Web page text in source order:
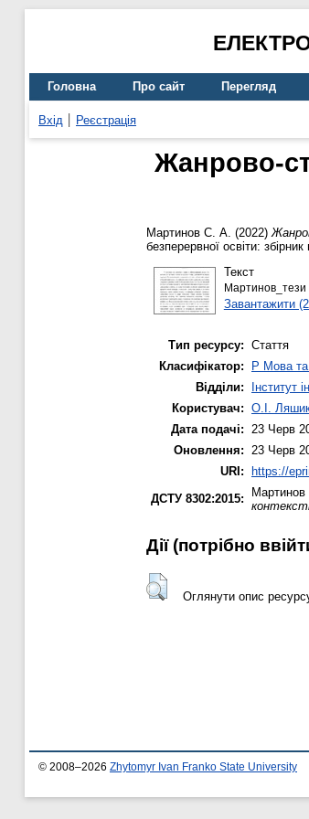
Головна Про сайт Перегляд
Вхід Реєстрація
Жанрово-
Мартинов С. А. (2022)
безперервної освіти:
Текст
Мартинов_тези
Завантажити
Тип ресурсу: Стаття
Класифікатор:
P Мова та
Відділи:
Інститут
Користувач: О.І.
Дата подачі: 23 Черв
Оновлення: 23 Черв
URI:
https://
ДСТУ 8302:2015:
Дії ​​(потрібно
Оглянути опис
© 2008–2026 Zhytomyr Ivan Franko State University